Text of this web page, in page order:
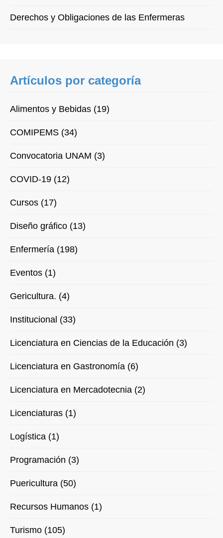
Derechos y Obligaciones de las Enfermeras
Artículos por categoría
Alimentos y Bebidas (19)
COMIPEMS (34)
Convocatoria UNAM (3)
COVID-19 (12)
Cursos (17)
Diseño gráfico (13)
Enfermería (198)
Eventos (1)
Gericultura. (4)
Institucional (33)
Licenciatura en Ciencias de la Educación (3)
Licenciatura en Gastronomía (6)
Licenciatura en Mercadotecnia (2)
Licenciaturas (1)
Logística (1)
Programación (3)
Puericultura (50)
Recursos Humanos (1)
Turismo (105)